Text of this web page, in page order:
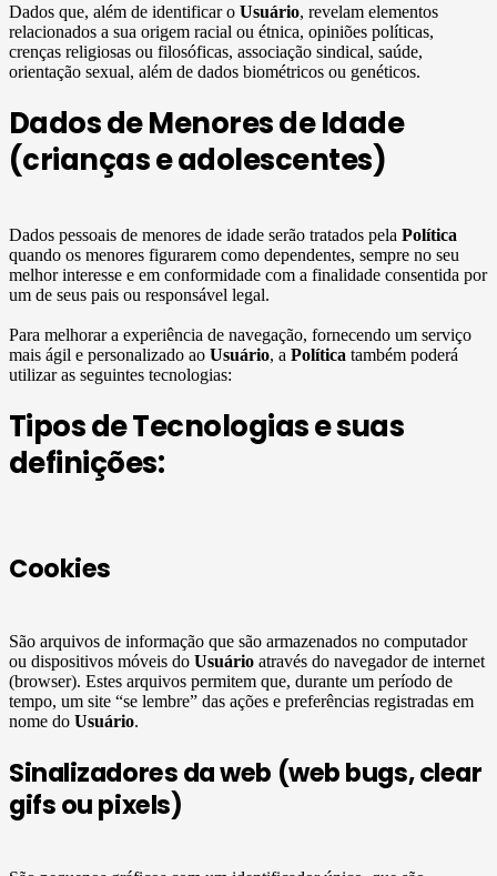
Dados que, além de identificar o Usuário, revelam elementos
relacionados a sua origem racial ou étnica, opiniões políticas,
crenças religiosas ou filosóficas, associação sindical, saúde,
orientação sexual, além de dados biométricos ou genéticos.
Dados de Menores de Idade
(crianças e adolescentes)
Dados pessoais de menores de idade serão tratados pela Política
quando os menores figurarem como dependentes, sempre no seu
melhor interesse e em conformidade com a finalidade consentida por
um de seus pais ou responsável legal.
Para melhorar a experiência de navegação, fornecendo um serviço
mais ágil e personalizado ao Usuário, a Política também poderá
utilizar as seguintes tecnologias:
Tipos de Tecnologias e suas
definições:
Cookies
São arquivos de informação que são armazenados no computador
ou dispositivos móveis do Usuário através do navegador de internet
(browser). Estes arquivos permitem que, durante um período de
tempo, um site “se lembre” das ações e preferências registradas em
nome do Usuário.
Sinalizadores da web (web bugs, clear
gifs ou pixels)